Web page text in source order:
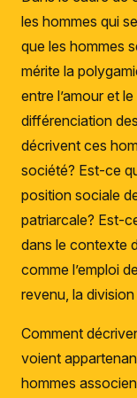
les hommes qui
que les hommes
mérite la
entre l’amour et
différenciation
décrivent ces
société? Est-ce
position sociale
patriarcale? Est-
dans le contexte
comme l’emploi
revenu, la
Comment
voient
hommes